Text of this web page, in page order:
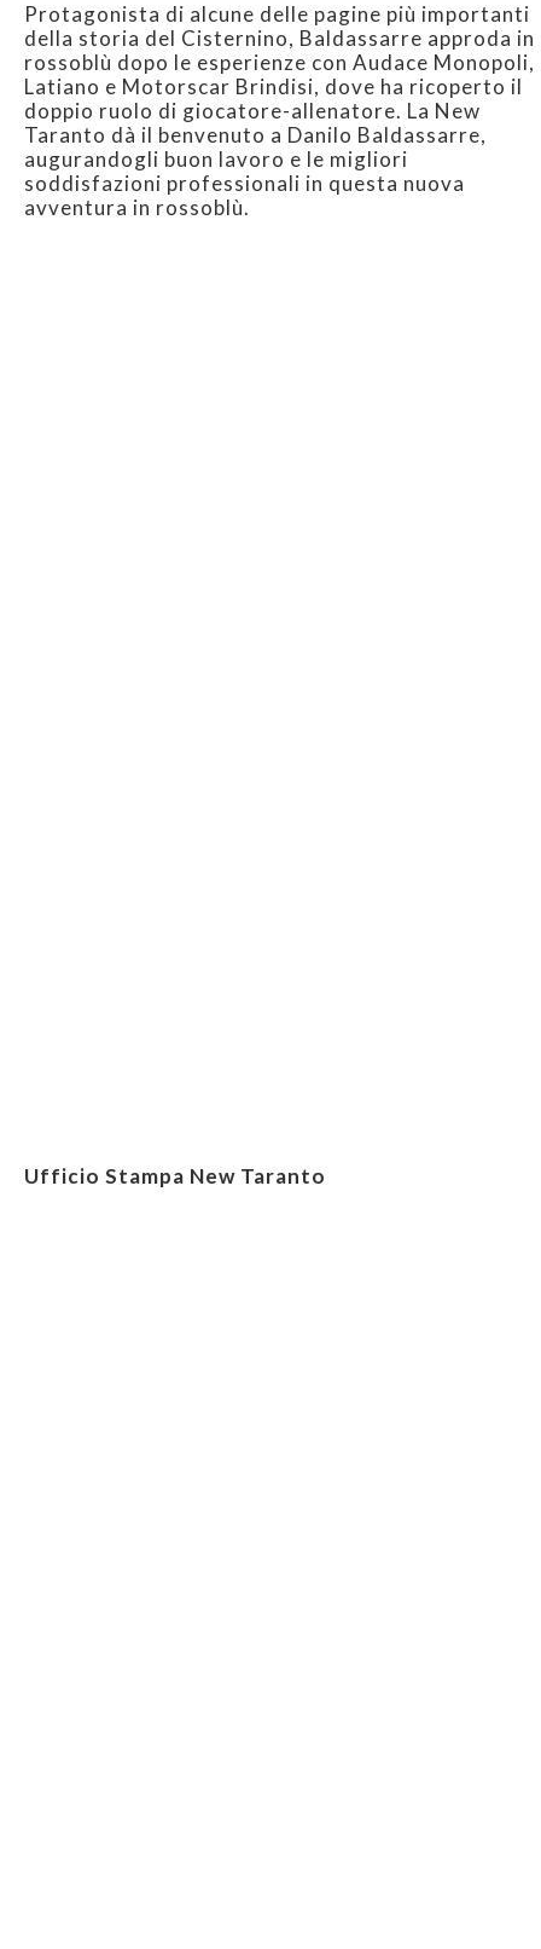
Protagonista di alcune delle pagine più importanti
della storia del Cisternino, Baldassarre approda in
rossoblù dopo le esperienze con Audace Monopoli,
Latiano e Motorscar Brindisi, dove ha ricoperto il
doppio ruolo di giocatore-allenatore. La New
Taranto dà il benvenuto a Danilo Baldassarre,
augurandogli buon lavoro e le migliori
soddisfazioni professionali in questa nuova
avventura in rossoblù.
Ufficio Stampa New Taranto